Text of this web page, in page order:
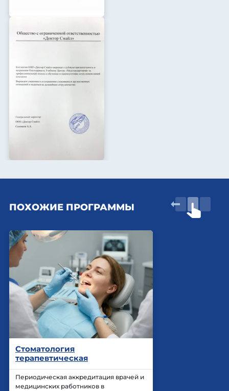
ПОХОЖИЕ ПРОГРАММЫ
Стоматология
терапевтическая
Периодическая аккредитация врачей и
медицинских работников в